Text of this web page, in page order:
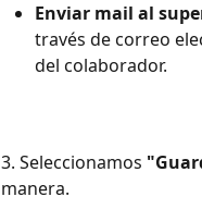
Enviar mail al
través de correo
del colaborador.
3. Seleccionamos
manera.